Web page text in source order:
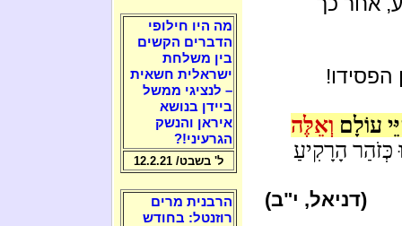
הפסידו!
עוֹלָם וְאֵלֶּה
כְּזֹהַר הָרָקִיעַ
(דניאל, י"ב)
מה היו חילופי
הדברים הקשים
בין משלחת
ישראלית חשאית
– לנציגי ממשל
ביידן בנושא
איראן והנשק
הגרעיני!?
ל' בשבט/ 12.2.21
הרבנית מרים
רוזנטל: בחודש